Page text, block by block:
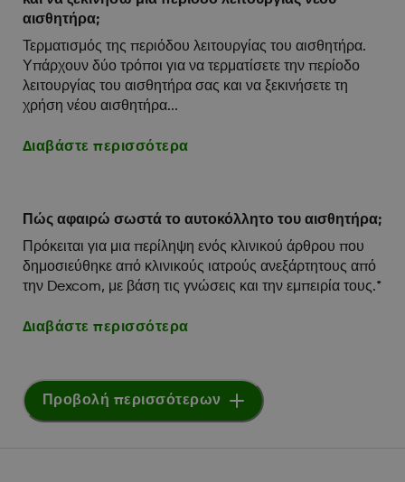
αισθητήρα;
Τερματισμός της περιόδου λειτουργίας του αισθητήρα.
Υπάρχουν δύο τρόποι για να τερματίσετε την περίοδο
λειτουργίας του αισθητήρα σας και να ξεκινήσετε τη
χρήση νέου αισθητήρα...
Διαβάστε περισσότερα
Πώς αφαιρώ σωστά το αυτοκόλλητο του αισθητήρα;
Πρόκειται για μια περίληψη ενός κλινικού άρθρου που
δημοσιεύθηκε από κλινικούς ιατρούς ανεξάρτητους από
την Dexcom, με βάση τις γνώσεις και την εμπειρία τους.*
Διαβάστε περισσότερα
Προβολή περισσότερων